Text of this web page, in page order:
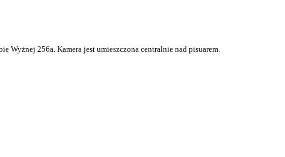
Wyżnej 256a. Kamera jest umieszczona centralnie nad pisuarem.